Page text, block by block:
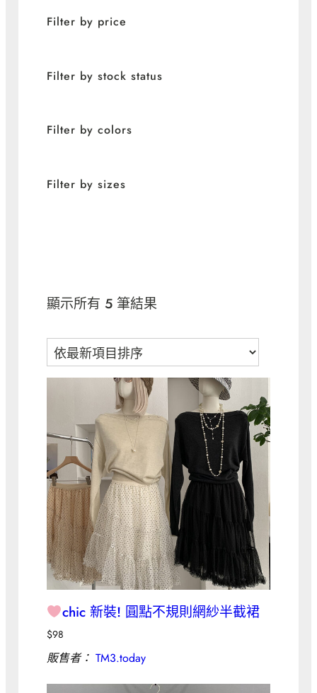
Filter by price
Filter by stock status
Filter by colors
Filter by sizes
顯示所有 5 筆結果
新
項
目
序
chic 新裝! 圓點不規則網紗半截裙
$98
販售者： TM3.today